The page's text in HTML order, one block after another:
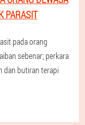
PARASIT
pada orang
sebenar; perkara
dan butiran terapi